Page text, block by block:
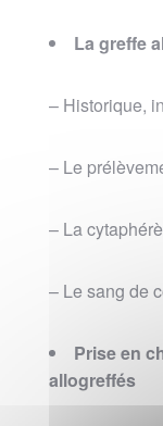
La greffe
– Historique,
– Le
– La
– Le sang de
Prise en
allogreffés